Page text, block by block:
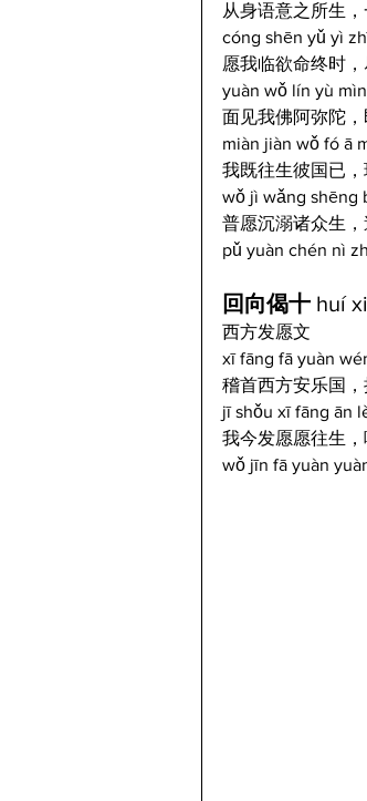
从身语意之所生
cóng shēn yǔ yì
愿我临欲命终时
yuàn wǒ lín yù
面见我佛阿弥陀
miàn jiàn wǒ fó ā
我既往生彼国已
wǒ jì wǎng shēng
普愿沉溺诸众生
pǔ yuàn chén nì
回向偈十 huí
西方发愿文
xī fāng fā yuàn
稽首西方安乐国
jī shǒu xī fāng ān
我今发愿愿往生
wǒ jīn fā yuàn